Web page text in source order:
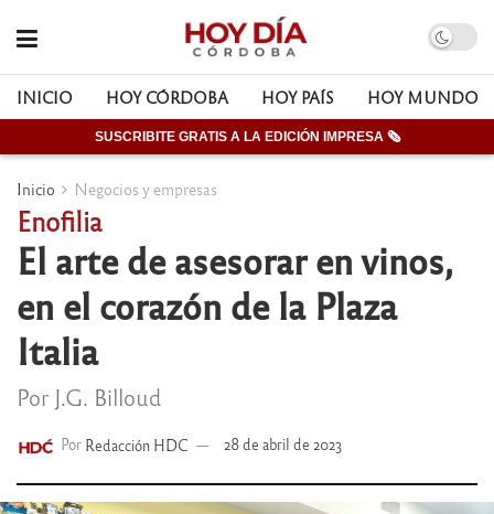
INICIO HOY CÓRDOBA HOY PAÍS HOY MUNDO
SUSCRIBITE GRATIS A LA EDICIÓN IMPRESA 🗞
Inicio Negocios y empresas
Enofilia
El arte de asesorar en vinos,
en el corazón de la Plaza
Italia
Por J.G. Billoud
Por Redacción HDC 28 de abril de 2023